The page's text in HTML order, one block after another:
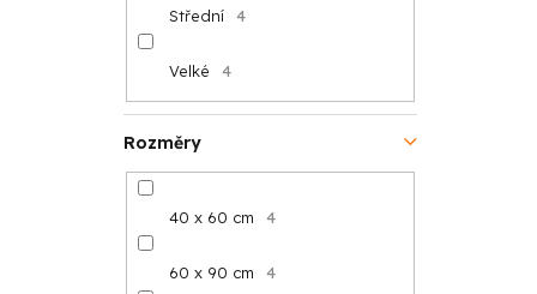
Rozměry
40 x 60 cm 4
60 x 90 cm 4
Střední 4
Velké 4